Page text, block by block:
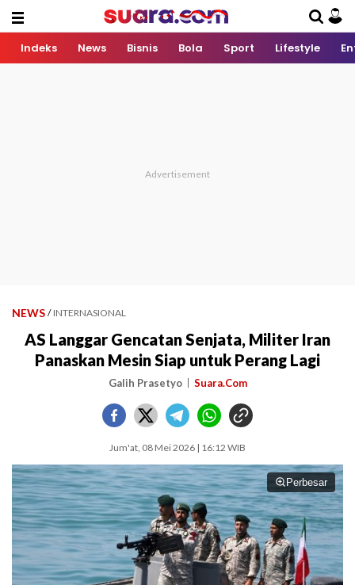
Indeks News Bisnis Bola Sport Lifestyle
NEWS / INTERNASIONAL
AS Langgar Gencatan Senjata, Militer Iran
Panaskan Mesin Siap untuk Perang Lagi
Galih Prasetyo Suara.Com
Jum'at, 08 Mei 2026 | 16:12 WIB
Perbesar